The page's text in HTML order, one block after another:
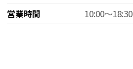
営業時間
10:00～18:30